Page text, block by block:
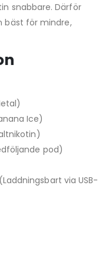
snabbare. Därför
bäst för mindre,
Ice)
pod)
via USB-